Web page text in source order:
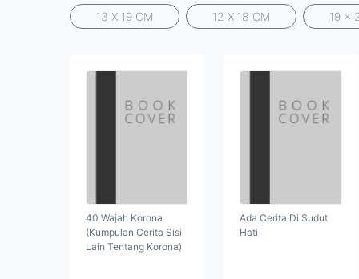
13 X 19 CM 12 X 18 CM 19 x
40 Wajah Korona
(Kumpulan Cerita Sisi
Lain Tentang Korona)
Ada Cerita Di Sudut
Hati